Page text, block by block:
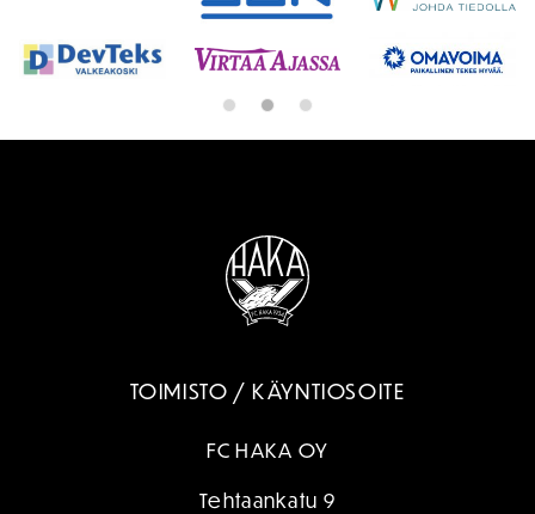
TOIMISTO / KÄYNTIOSOITE
FC HAKA OY
Tehtaankatu 9